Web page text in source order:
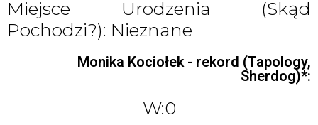
Miejsce Urodzenia (skąd
Pochodzi?): Nieznane
Monika Kociołek - rekord (Tapology,
Sherdog)*:
W:0